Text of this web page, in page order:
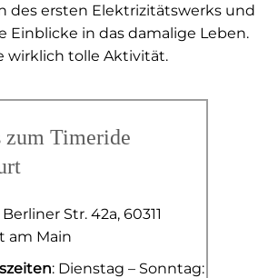
des ersten Elektrizitätswerks und
Einblicke in das damalige Leben.
wirklich tolle Aktivität.
zum Timeride
Berliner Str. 42a, 60311
am Main
: Dienstag – Sonntag: